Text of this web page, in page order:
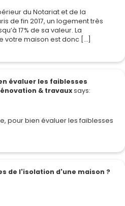
du Notariat et de la
de fin 2017, un logement très
17% de sa valeur. La
maison est donc […]
évaluer les faiblesses
& travauxsays:
pour bien évaluer les faiblesses
de l'isolation d'une maison ?